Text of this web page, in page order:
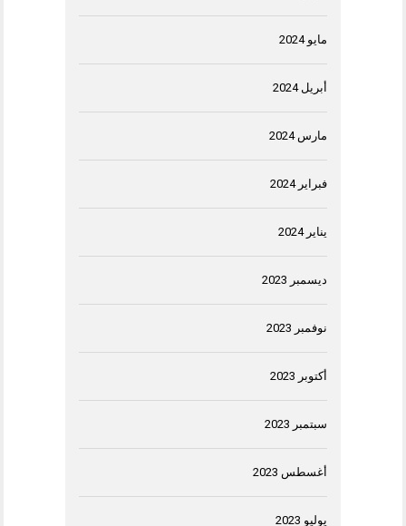
مايو 2024
أبريل 2024
مارس 2024
فبراير 2024
يناير 2024
ديسمبر 2023
نوفمبر 2023
أكتوبر 2023
سبتمبر 2023
أغسطس 2023
يوليو 2023